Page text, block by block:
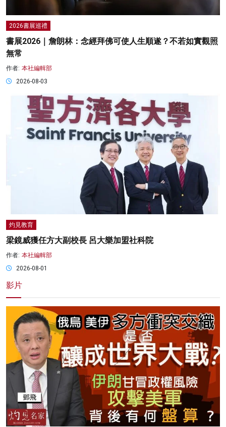
2026書展巡禮
書展2026｜詹朗林：念經拜佛可使人生順遂？不若如實觀照
無常
作者: 本社編輯部
2026-08-03
灼見教育
梁鏡威獲任方大副校長 呂大樂加盟社科院
作者: 本社編輯部
2026-08-01
影片